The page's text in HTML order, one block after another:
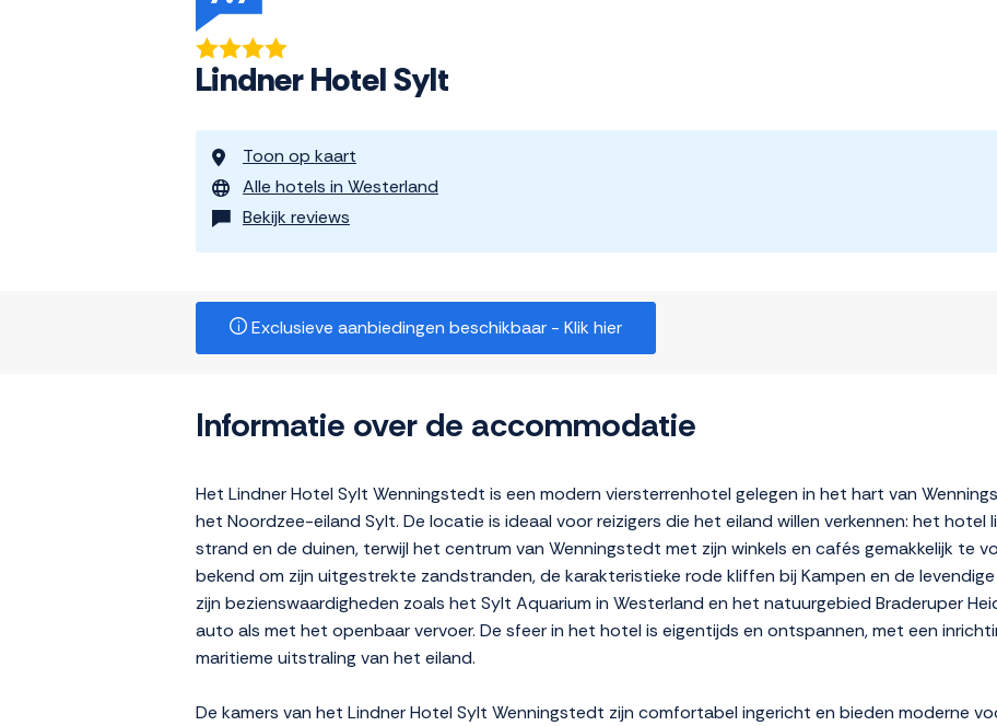
Lindner Hotel Sylt
Toon op kaart
Alle hotels in Westerland
Bekijk reviews
Exclusieve aanbiedingen beschikbaar - Klik hier
Informatie over de accommodatie
Het Lindner Hotel Sylt Wenningstedt is een modern viersterrenhotel gelegen in het hart van
het Noordzee-eiland Sylt. De locatie is ideaal voor reizigers die het eiland willen verkennen: het
strand en de duinen, terwijl het centrum van Wenningstedt met zijn winkels en cafés gemakkelijk te
bekend om zijn uitgestrekte zandstranden, de karakteristieke rode kliffen bij Kampen en de
zijn bezienswaardigheden zoals het Sylt Aquarium in Westerland en het natuurgebied Braderuper
auto als met het openbaar vervoer. De sfeer in het hotel is eigentijds en ontspannen, met een
maritieme uitstraling van het eiland.
De kamers van het Lindner Hotel Sylt Wenningstedt zijn comfortabel ingericht en bieden moderne